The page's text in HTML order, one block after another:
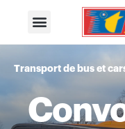
Transport de bus et